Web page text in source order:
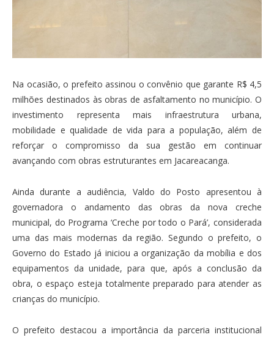
Na ocasião, o prefeito assinou o convênio que garante R$ 4,5
milhões destinados às obras de asfaltamento no município. O
investimento representa mais infraestrutura urbana,
mobilidade e qualidade de vida para a população, além de
reforçar o compromisso da sua gestão em continuar
avançando com obras estruturantes em Jacareacanga.
Ainda durante a audiência, Valdo do Posto apresentou à
governadora o andamento das obras da nova creche
municipal, do Programa ‘Creche por todo o Pará’, considerada
uma das mais modernas da região. Segundo o prefeito, o
Governo do Estado já iniciou a organização da mobília e dos
equipamentos da unidade, para que, após a conclusão da
obra, o espaço esteja totalmente preparado para atender as
crianças do município.
O prefeito destacou a importância da parceria institucional